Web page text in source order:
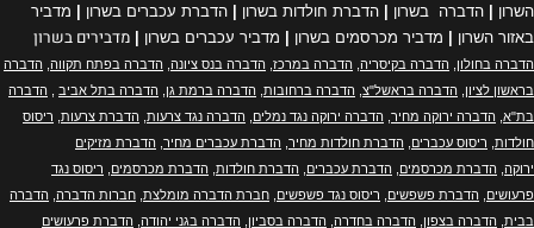
השרון | הדברה בשרון | הדברת חולדות בשרון | הדברת עכברים בשרון | מדביר
באזור השרון | מדביר מכרסמים בשרון | מדביר עכברים בשרון | מדבירים בשרון
הדברה בחולון הדברה בקיסריה הדברה במרכז הדברה בנס ציונה הדברה בפתח תקווה הדברה
בראשון לציון
הדברה בראשל"צ הדברה ברחובות הדברה ברמת גן הדברה בתל אביב
הדברה
בת"א הדברה ירוקה מחיר הדברה ירוקה נגד נמלים הדברה נגד צרעות הדברת צרעות ריסוס
חולדות ריסוס עכברים הדברת חולדות מחיר הדברת עכברים מחיר הדברת מזיקים
ירוקה הדברת מכרסמים הדברת עכברים הדברת חולדות הדברת מכרסמים
ריסוס נגד
פרעושים
הדברת פשפשים ריסוס נגד פשפשים חברת הדברה מומלצת חברות הדברה הדברה
בבית הדברה בצפון הדברה בחדרה הדברה בסביון הדברה בגני יהודה הדברת פרעושים